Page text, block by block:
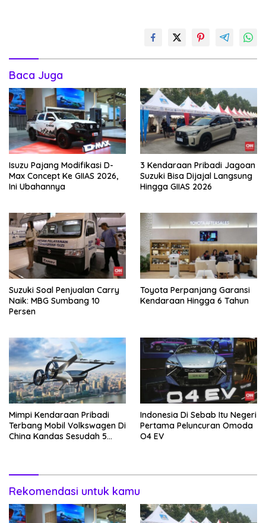
Baca Juga
Isuzu Pajang Modifikasi D-
Max Concept Ke GIIAS 2026,
Ini Ubahannya
3 Kendaraan Pribadi Jagoan
Suzuki Bisa Dijajal Langsung
Hingga GIIAS 2026
Suzuki Soal Penjualan Carry
Naik: MBG Sumbang 10
Persen
Toyota Perpanjang Garansi
Kendaraan Hingga 6 Tahun
Mimpi Kendaraan Pribadi
Terbang Mobil Volkswagen Di
China Kandas Sesudah 5
Indonesia Di Sebab Itu Negeri
Pertama Peluncuran Omoda
O4 EV
Rekomendasi untuk kamu